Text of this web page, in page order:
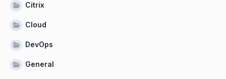
Citrix
Cloud
DevOps
General